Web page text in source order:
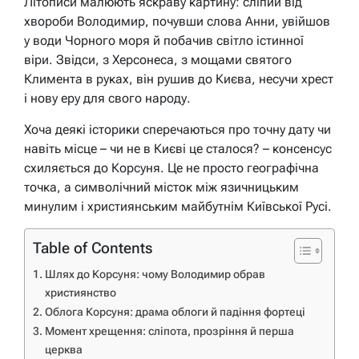
хвороби Володимир, почувши слова Анни, увійшов
у води Чорного моря й побачив світло істинної
віри. Звідси, з Херсонеса, з мощами святого
Климента в руках, він рушив до Києва, несучи хрест
і нову еру для свого народу.
Хоча деякі історики сперечаються про точну дату чи
навіть місце – чи не в Києві це сталося? – консенсус
схиляється до Корсуня. Це не просто географічна
точка, а символічний місток між язичницьким
минулим і християнським майбутнім Київської Русі.
Table of Contents
Шлях до Корсуня: чому Володимир обрав
християнство
Облога Корсуня: драма облоги й падіння фортеці
Момент хрещення: сліпота, прозріння й перша
церква